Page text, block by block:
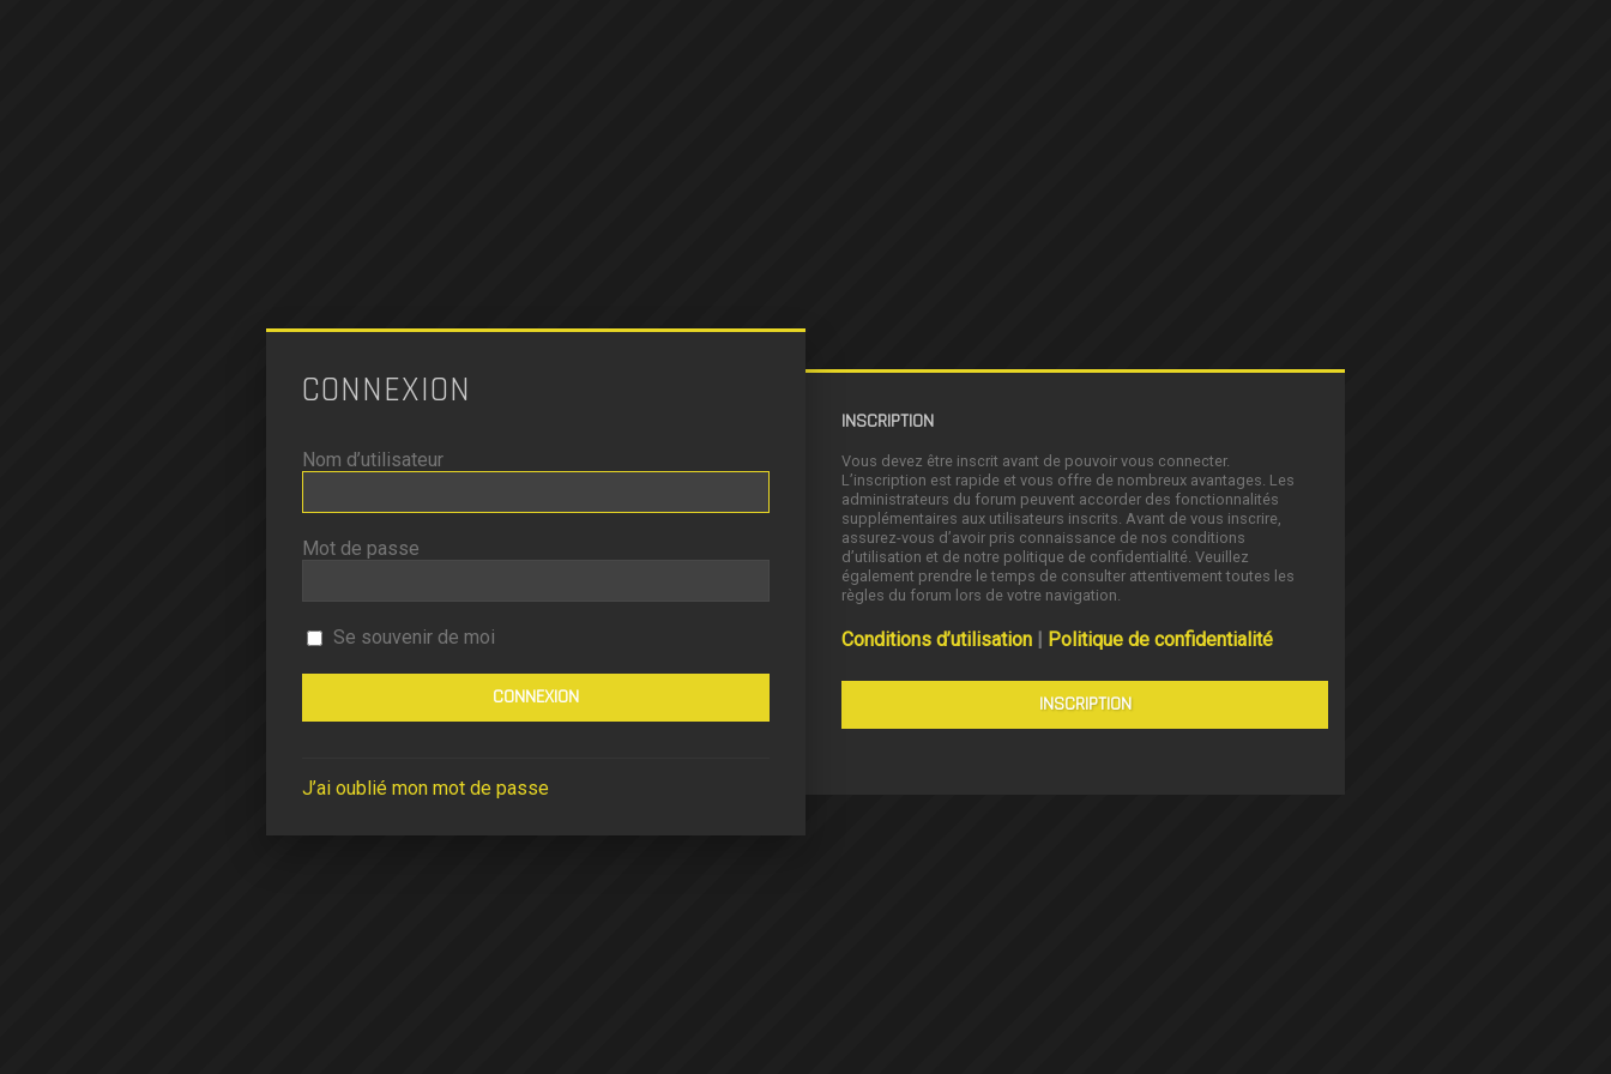
CONNEXION
Nom d’utilisateur
Mot de passe
Se souvenir de moi
J’ai oublié mon mot de passe
INSCRIPTION
Vous devez être inscrit avant de pouvoir vous connecter.
L’inscription est rapide et vous offre de nombreux avantages. Les
administrateurs du forum peuvent accorder des fonctionnalités
supplémentaires aux utilisateurs inscrits. Avant de vous inscrire,
assurez-vous d’avoir pris connaissance de nos conditions
d’utilisation et de notre politique de confidentialité. Veuillez
également prendre le temps de consulter attentivement toutes les
règles du forum lors de votre navigation.
Conditions d’utilisation Politique de confidentialité
INSCRIPTION